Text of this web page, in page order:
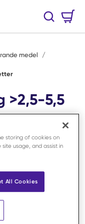
Sök
medel
/
>2,5-5,5
storing of cookies on
usage, and assist in
All Cookies